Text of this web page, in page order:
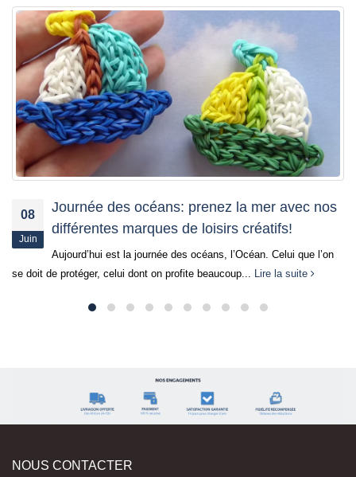
13
Mai
Tutoriel Bracelet Criss Cross Confetti
Découvrez un nouveau modèle de bracelet, de niveau avancé :
le bracelet Rainbow Loom Criss Cross Confetti. En suivant
ce...Lire la suite
NOUS CONTACTER